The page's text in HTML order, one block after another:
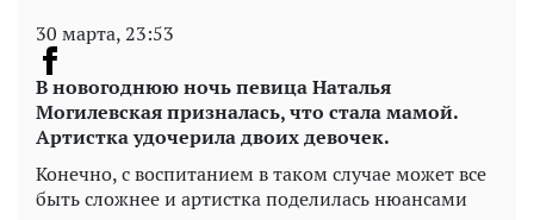
30 марта, 23:53
В новогоднюю ночь певица Наталья
Могилевская призналась, что стала мамой.
Артистка удочерила двоих девочек.
Конечно, с воспитанием в таком случае может все
быть сложнее и артистка поделилась нюансами